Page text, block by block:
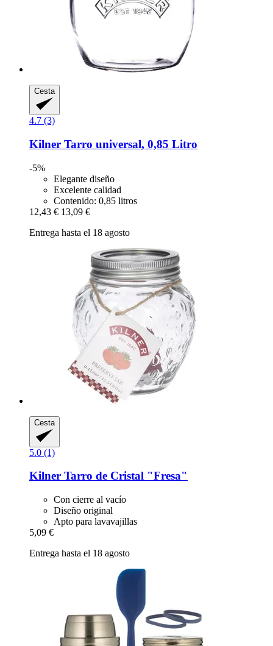
Cesta
4.7 (3)
Kilner Tarro universal, 0,85 Litro
-5%
Elegante diseño
Excelente calidad
Contenido: 0,85 litros
12,43 € 13,09 €
Entrega hasta el 18 agosto
Cesta
5.0 (1)
Kilner Tarro de Cristal "Fresa"
Con cierre al vacío
Diseño original
Apto para lavavajillas
5,09 €
Entrega hasta el 18 agosto